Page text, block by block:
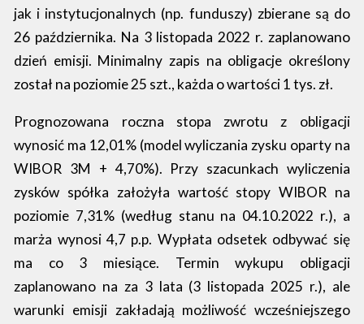
jak i instytucjonalnych (np. funduszy) zbierane są do
26 października. Na 3 listopada 2022 r. zaplanowano
dzień emisji. Minimalny zapis na obligacje określony
został na poziomie 25 szt., każda o wartości 1 tys. zł.
Prognozowana roczna stopa zwrotu z obligacji
wynosić ma 12,01% (model wyliczania zysku oparty na
WIBOR 3M + 4,70%). Przy szacunkach wyliczenia
zysków spółka założyła wartość stopy WIBOR na
poziomie 7,31% (według stanu na 04.10.2022 r.), a
marża wynosi 4,7 p.p. Wypłata odsetek odbywać się
ma co 3 miesiące. Termin wykupu obligacji
zaplanowano na za 3 lata (3 listopada 2025 r.), ale
warunki emisji zakładają możliwość wcześniejszego